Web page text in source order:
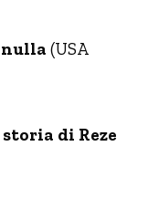
nulla (USA
di Reze